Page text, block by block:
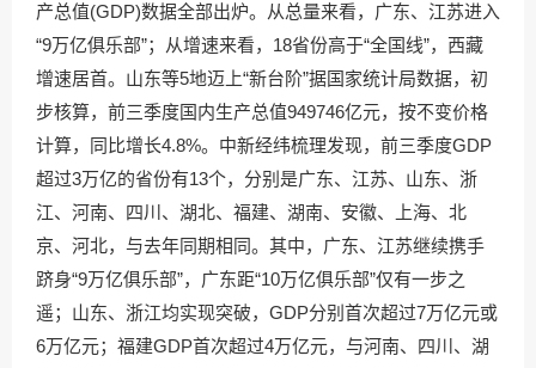
产总值(GDP)数据全部出炉。从总量来看，广东、江苏进入
“9万亿俱乐部”；从增速来看，18省份高于“全国线”，西藏
增速居首。山东等5地迈上“新台阶”据国家统计局数据，初
步核算，前三季度国内生产总值949746亿元，按不变价格
计算，同比增长4.8%。中新经纬梳理发现，前三季度GDP
超过3万亿的省份有13个，分别是广东、江苏、山东、浙
江、河南、四川、湖北、福建、湖南、安徽、上海、北
京、河北，与去年同期相同。其中，广东、江苏继续携手
跻身“9万亿俱乐部”，广东距“10万亿俱乐部”仅有一步之
遥；山东、浙江均实现突破，GDP分别首次超过7万亿元或
6万亿元；福建GDP首次超过4万亿元，与河南、四川、湖